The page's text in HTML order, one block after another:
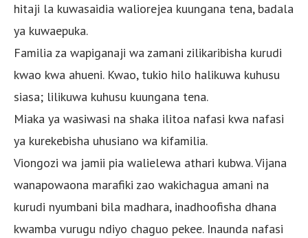
hitaji la kuwasaidia waliorejea kuungana tena, badala
ya kuwaepuka.
Familia za wapiganaji wa zamani zilikaribisha kurudi
kwao kwa ahueni. Kwao, tukio hilo halikuwa kuhusu
siasa; lilikuwa kuhusu kuungana tena.
Miaka ya wasiwasi na shaka ilitoa nafasi kwa nafasi
ya kurekebisha uhusiano wa kifamilia.
Viongozi wa jamii pia walielewa athari kubwa. Vijana
wanapowaona marafiki zao wakichagua amani na
kurudi nyumbani bila madhara, inadhoofisha dhana
kwamba vurugu ndiyo chaguo pekee. Inaunda nafasi